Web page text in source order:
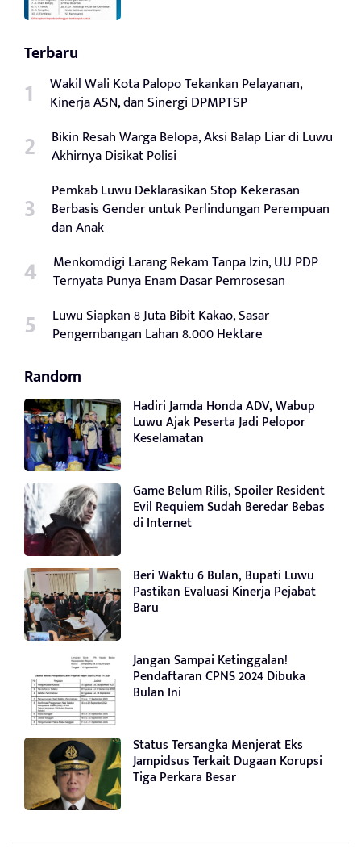
Terbaru
Wakil Wali Kota Palopo Tekankan Pelayanan,
Kinerja ASN, dan Sinergi DPMPTSP
Bikin Resah Warga Belopa, Aksi Balap Liar di Luwu
Akhirnya Disikat Polisi
Pemkab Luwu Deklarasikan Stop Kekerasan
Berbasis Gender untuk Perlindungan Perempuan
dan Anak
Menkomdigi Larang Rekam Tanpa Izin, UU PDP
Ternyata Punya Enam Dasar Pemrosesan
Luwu Siapkan 8 Juta Bibit Kakao, Sasar
Pengembangan Lahan 8.000 Hektare
Random
Hadiri Jamda Honda ADV, Wabup
Luwu Ajak Peserta Jadi Pelopor
Keselamatan
Game Belum Rilis, Spoiler Resident
Evil Requiem Sudah Beredar Bebas
di Internet
Beri Waktu 6 Bulan, Bupati Luwu
Pastikan Evaluasi Kinerja Pejabat
Baru
Jangan Sampai Ketinggalan!
Pendaftaran CPNS 2024 Dibuka
Bulan Ini
Status Tersangka Menjerat Eks
Jampidsus Terkait Dugaan Korupsi
Tiga Perkara Besar